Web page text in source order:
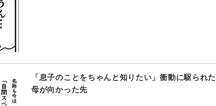
「息子のことをちゃんと知りたい」衝動に駆られた
母が向かった先